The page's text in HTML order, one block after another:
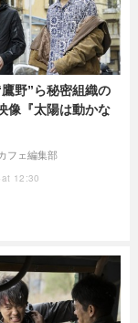
野”ら秘密組織の
像『太陽は動かな
12:30
フェ編集部